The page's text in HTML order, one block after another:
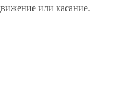
или касание.